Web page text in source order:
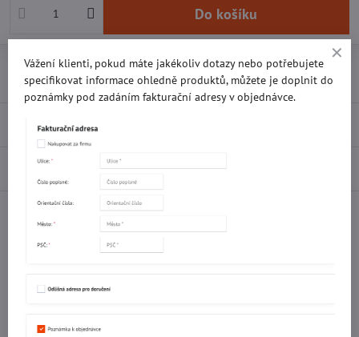
Do košíku
Přidat k Oblíbeným Doručení
Recenze 0
Diskuse
Facebook Twitter
Kontaktujte nás:
Vážení klienti, pokud máte jakékoliv dotazy nebo potřebujete
specifikovat informace ohledně produktů, můžete je doplnit do
poznámky pod zadáním fakturační adresy v objednávce.